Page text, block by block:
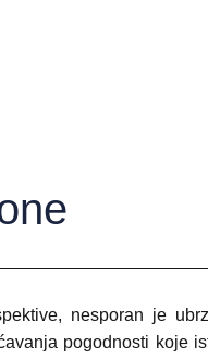
nesporan je
pogodnosti koje